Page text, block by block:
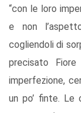
“con le loro
e non
cogliendoli di
precisato
imperfezione,
un po’ finte. Le